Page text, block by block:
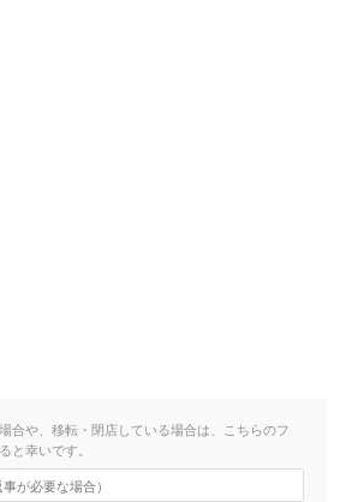
合や、移転・閉店している場合は、こちらのフ
と幸いです。